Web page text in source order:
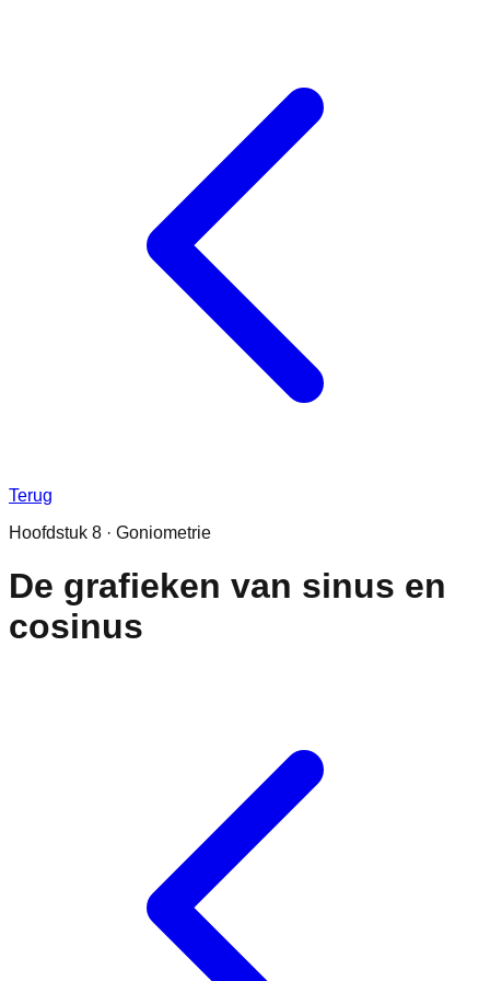
Terug
Hoofdstuk 8 · Goniometrie
De grafieken van sinus en
cosinus